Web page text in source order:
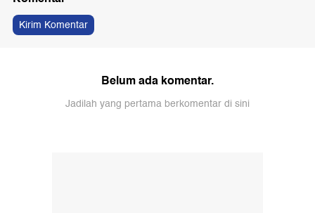
Kirim Komentar
Belum ada komentar.
Jadilah yang pertama berkomentar di sini